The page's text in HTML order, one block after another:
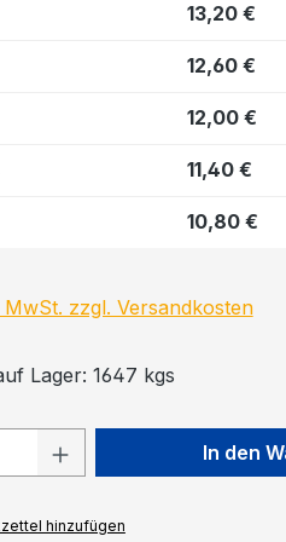
13,20 €
12,60 €
12,00 €
11,40 €
10,80 €
zzgl. Versandkosten
Lager: 1647 kgs
Anzahl: Gib denIn den
hinzufügen